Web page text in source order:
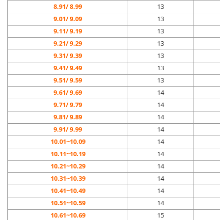
8.91/8.99
13
9.01/9.09
13
9.11/9.19
13
9.21/9.29
13
9.31/9.39
13
9.41/9.49
13
9.51/9.59
13
9.61/9.69
14
9.71/9.79
14
9.81/9.89
14
9.91/9.99
14
10.01~10.09
14
10.11~10.19
14
10.21~10.29
14
10.31~10.39
14
10.41~10.49
14
10.51~10.59
14
10.61~10.69
15